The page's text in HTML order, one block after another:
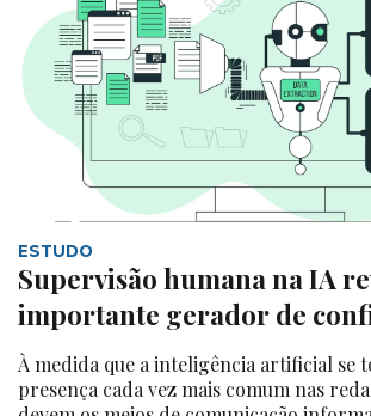
ESTUDO
Supervisão humana na IA
importante gerador de
À medida que a inteligência artificial se
presença cada vez mais comum nas